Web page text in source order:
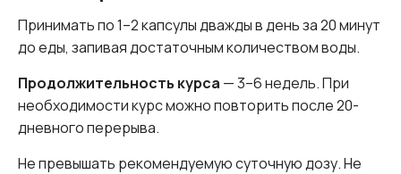
Принимать по 1–2 капсулы дважды в день за 20 минут
до еды, запивая достаточным количеством воды.
Продолжительность курса — 3–6 недель. При
необходимости курс можно повторить после 20-
дневного перерыва.
Не превышать рекомендуемую суточную дозу. Не